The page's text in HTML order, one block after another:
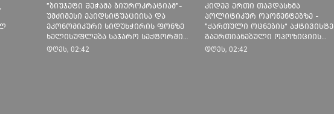
"ბიუჯეტი შეჭამა ბიუროკრატიამ"-
უმძიმესი ეპიდსიტუაციისა და
ეკონომიკური სიდუხჭირის ფონზე
ხელისუფლება საჯარო სექტორში
დასაქმებულთა ხელფასებს ზრდის
დღეს, 02:42
კიდევ ერთი თავდასხმა
პოლიტიკურ ოპონენტებზე -
"ქართული ოცნების“
გაერთიანებული ოპოზიციის
წარმომადგენლებს ფიზიკურად
დღეს, 02:42